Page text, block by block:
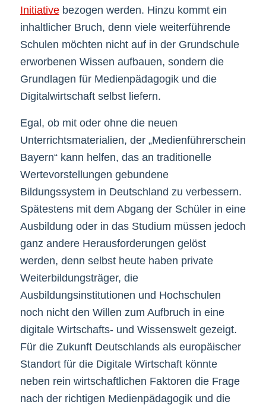
Initiativebezogen werden. Hinzu kommt ein
inhaltlicher Bruch, denn viele weiterführende
Schulen möchten nicht auf in der Grundschule
erworbenen Wissen aufbauen, sondern die
Grundlagen für Medienpädagogik und die
Digitalwirtschaft selbst liefern.
Egal, ob mit oder ohne die neuen
Unterrichtsmaterialien, der „Medienführerschein
Bayern“ kann helfen, das an traditionelle
Wertevorstellungen gebundene
Bildungssystem in Deutschland zu verbessern.
Spätestens mit dem Abgang der Schüler in eine
Ausbildung oder in das Studium müssen jedoch
ganz andere Herausforderungen gelöst
werden, denn selbst heute haben private
Weiterbildungsträger, die
Ausbildungsinstitutionen und Hochschulen
noch nicht den Willen zum Aufbruch in eine
digitale Wirtschafts- und Wissenswelt gezeigt.
Für die Zukunft Deutschlands als europäischer
Standort für die Digitale Wirtschaft könnte
neben rein wirtschaftlichen Faktoren die Frage
nach der richtigen Medienpädagogik und die